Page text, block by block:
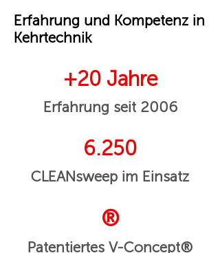
Erfahrung und Kompetenz in
Kehrtechnik
+20 Jahre
Erfahrung seit 2006
6.250
CLEANsweep im Einsatz
®
Patentiertes V-Concept®